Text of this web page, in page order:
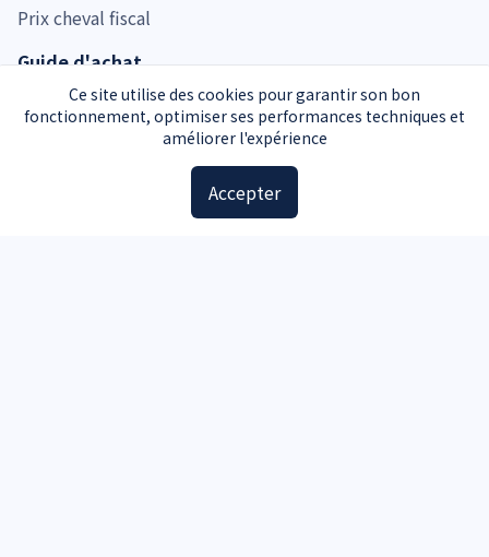
Ce site utilise des cookies pour garantir son bon
fonctionnement, optimiser ses performances techniques et
améliorer l'expérience
Accepter
Prix cheval fiscal
Guide d'achat
Guide voiture d'occasion
Guide moto d'occasion
Guide voiture d'occasion